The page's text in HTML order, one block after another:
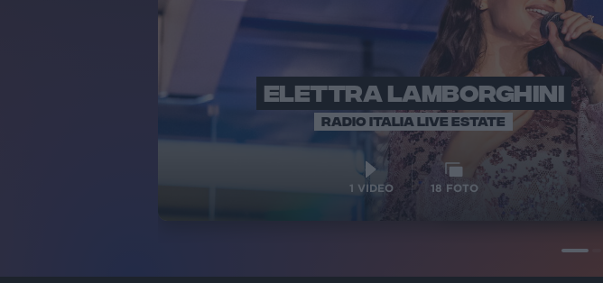
ELETTRA LAMBORGHINI
RADIO ITALIA LIVE ESTATE
1 VIDEO 18 FOTO